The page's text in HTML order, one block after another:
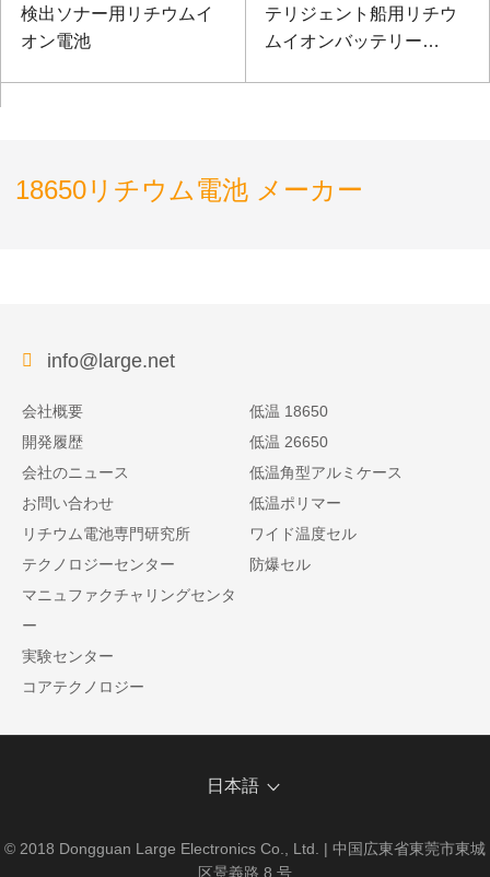
検出ソナー用リチウムイ
オン電池
テリジェント船用リチウ
ムイオンバッテリー
18650リチウム電池 メーカー
info@large.net
会社概要
開発履歴
会社のニュース
お問い合わせ
リチウム電池専門研究所
テクノロジーセンター
マニュファクチャリングセンタ
ー
実験センター
コアテクノロジー
低温 18650
低温 26650
低温角型アルミケース
低温ポリマー
ワイド温度セル
防爆セル
日本語
© 2018 Dongguan Large Electronics Co., Ltd. | 中国広東省東莞市東城
区景義路 8 号